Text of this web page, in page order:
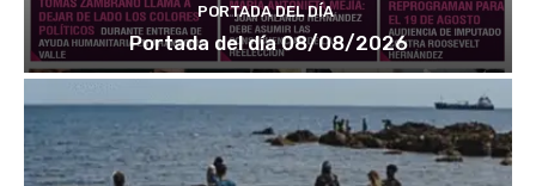
PORTADA DEL DÍA
Portada del día 08/08/2026